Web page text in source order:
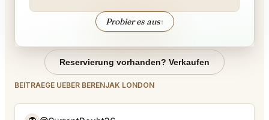
Probier es aus↑
Reservierung vorhanden? Verkaufen
BEITRAEGE UEBER BERENJAK LONDON